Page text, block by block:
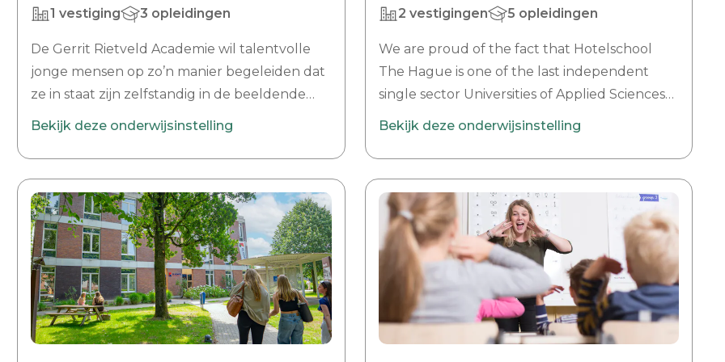
1 vestiging
3 opleidingen
De Gerrit Rietveld Academie wil talentvolle
jonge mensen op zo’n manier begeleiden dat
ze in staat zijn zelfstandig in de beeldende
kunst of vormgeving te functioneren. We
werk gaande kunnen houden en tot de
artistieke inspirators van hun vakgebied
uitgroeien. De Rietveld Academie wil de
capaciteiten en de creativiteit van het individu
optimaal tot ontplooiing brengen. We hebben
respect voor het individu en voor zijn vrijheid
om een persoonlijke benadering te
ontwikkelen en de eigen toekomst te
bepalen. We kiezen voor onderzoek,
Bekijk deze onderwijsinstelling
2 vestigingen
5 opleidingen
We are proud of the fact that Hotelschool
The Hague is one of the last independent
single sector Universities of Applied Sciences
in The Netherlands. Hotelschool The Hague
hospitality industry, to create a central place
where industry partners could gain and share
new insight, skills and knowledge. Since its
foundation, Hotelschool The Hague has
become an international school specialised in
hospitality management. Hotelschool The
Hague offers a 4 year Bachelor of Arts (BA) in
Hotel Management; also available as the
accelerated 2.5 year International Fast Track
Bekijk deze onderwijsinstelling